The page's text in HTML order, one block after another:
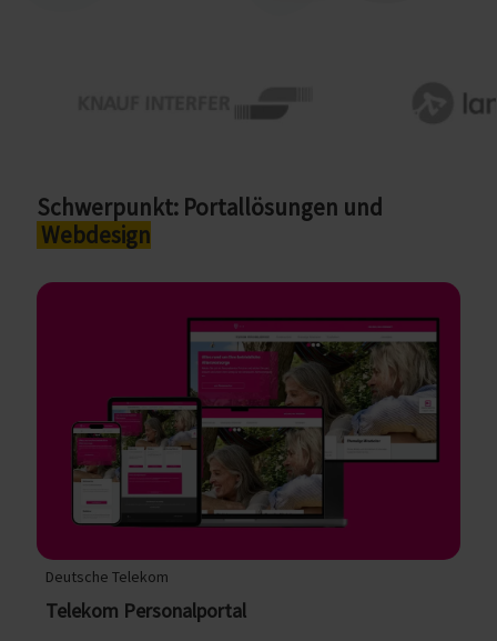
Schwerpunkt: Portallösungen und
Webdesign
Deutsche Telekom
Telekom Personalportal